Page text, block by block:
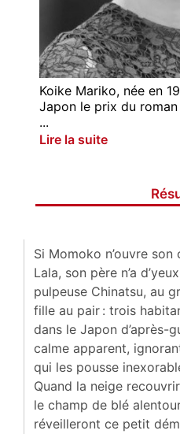
Koike Mariko, née en
Japon le prix du
...
Lire la suite
Si Momoko n’ouvre
Lala, son père n’a
pulpeuse Chinatsu, au
fille au pair : trois
dans le Japon d’après-
calme apparent,
qui les pousse
Quand la neige
le champ de blé
réveilleront ce petit